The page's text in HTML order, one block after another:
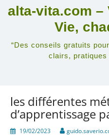
alta-vita.com –
Vie,
“Des conseils gratuits
clairs, pratiques
les différentes
d’apprentissage
19/02/2023